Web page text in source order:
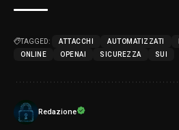
TAGGED: ATTACCHI AUTOMATIZZATI
ONLINE
OPENAI SICUREZZA SUI
Redazione